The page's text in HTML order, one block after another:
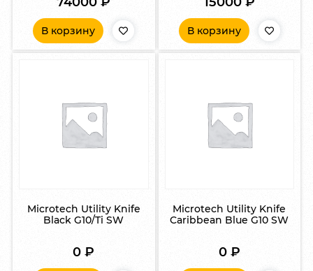
В корзину В корзину
Microtech Utility Knife
Black G10/Ti SW
0₽
Microtech Utility Knife
Caribbean Blue G10 SW
0 ₽